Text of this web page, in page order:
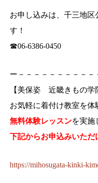
お申し込みは、千三地区
す！
☎06-6386-0450
ー－－－－－－－－－－
【美保姿 近畿きもの学
お気軽に着付け教室を体
無料体験レッスンを実施
下記からお申込みいただ
https://mihosugata-kinki-